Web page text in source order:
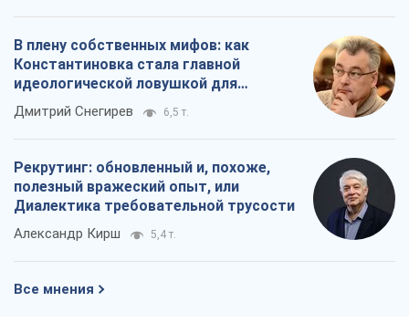
В плену собственных мифов: как
Константиновка стала главной
идеологической ловушкой для
российских оккупантов
Дмитрий Снегирев 6,5 т.
Рекрутинг: обновленный и, похоже,
полезный вражеский опыт, или
Диалектика требовательной трусости
Александр Кирш 5,4 т.
Все мнения